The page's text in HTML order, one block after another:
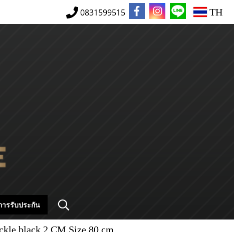
0831599515 TH
ารรับประกัน
black 2 CM Size 80 cm